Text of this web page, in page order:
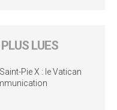
LUES
Pie X : le Vatican